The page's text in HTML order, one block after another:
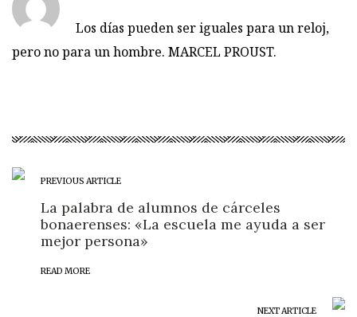
Los días pueden ser iguales para un reloj,
pero no para un hombre. MARCEL PROUST.
PREVIOUS ARTICLE
La palabra de alumnos de cárceles
bonaerenses: «La escuela me ayuda a ser
mejor persona»
READ MORE
NEXT ARTICLE